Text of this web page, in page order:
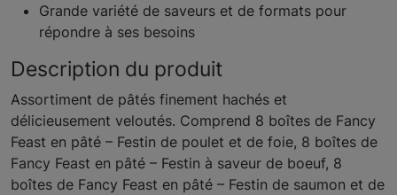
Grande variété de saveurs et de formats pour
répondre à ses besoins
Description du produit
Assortiment de pâtés finement hachés et
délicieusement veloutés. Comprend 8 boîtes de Fancy
Feast en pâté – Festin de poulet et de foie, 8 boîtes de
Fancy Feast en pâté – Festin à saveur de boeuf, 8
boîtes de Fancy Feast en pâté – Festin de saumon et de